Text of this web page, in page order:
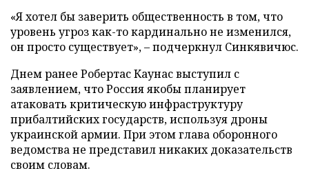
«Я хотел бы заверить общественность в том, что
уровень угроз как-то кардинально не изменился,
он просто существует», – подчеркнул Синкявичюс.
Днем ранее Робертас Каунас выступил с
заявлением, что Россия якобы планирует
атаковать критическую инфраструктуру
прибалтийских государств, используя дроны
украинской армии. При этом глава оборонного
ведомства не представил никаких доказательств
своим словам.